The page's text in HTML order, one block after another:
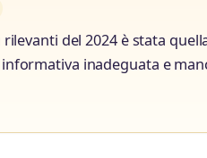
del 2024 è stata
informativa inadeguata e